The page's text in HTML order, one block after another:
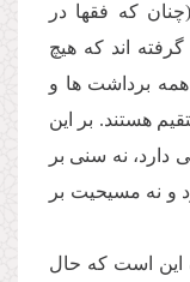
كه فقها در
گرفته اند كه هیچ
همه برداشت ها و
هستند. بر این
نه سنى بر
و نه مسیحیت بر
این است كه حال